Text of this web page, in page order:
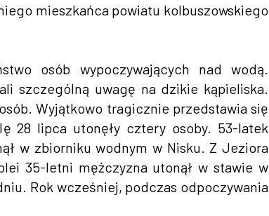
mieszkańca powiatu kolbuszowskiego
osób wypoczywających nad wodą.
szczególną uwagę na dzikie kąpieliska.
Wyjątkowo tragicznie przedstawia się
28 lipca utonęły cztery osoby. 53-latek
w zbiorniku wodnym w Nisku. Z Jeziora
35-letni mężczyzna utonął w stawie w
Rok wcześniej, podczas odpoczywania